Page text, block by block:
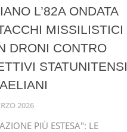
L’82A ONDATA
MISSILISTICI
DRONI CONTRO
STATUNITENSI
2026
PIÙ ESTESA": LE